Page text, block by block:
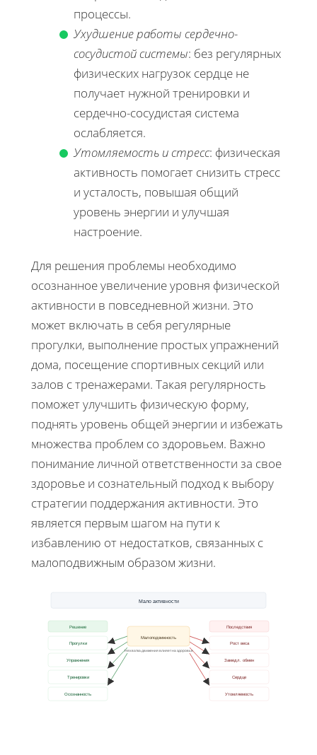
процессы.
Ухудшение работы сердечно-
сосудистой системы: без регулярных
физических нагрузок сердце не
получает нужной тренировки и
сердечно-сосудистая система
ослабляется.
Утомляемость и стресс: физическая
активность помогает снизить стресс
и усталость, повышая общий
уровень энергии и улучшая
настроение.
Для решения проблемы необходимо
осознанное увеличение уровня физической
активности в повседневной жизни. Это
может включать в себя регулярные
прогулки, выполнение простых упражнений
дома, посещение спортивных секций или
залов с тренажерами. Такая регулярность
поможет улучшить физическую форму,
поднять уровень общей энергии и избежать
множества проблем со здоровьем. Важно
понимание личной ответственности за свое
здоровье и сознательный подход к выбору
стратегии поддержания активности. Это
является первым шагом на пути к
избавлению от недостатков, связанных с
малоподвижным образом жизни.
Мало активности
Малоподвижность
Решение
Прогулки
Упражнения
Тренировки
Осознанность
Последствия
Рост веса
Замедл. обмен
Сердце
Утомляемость
Нехватка движения влияет на здоровье